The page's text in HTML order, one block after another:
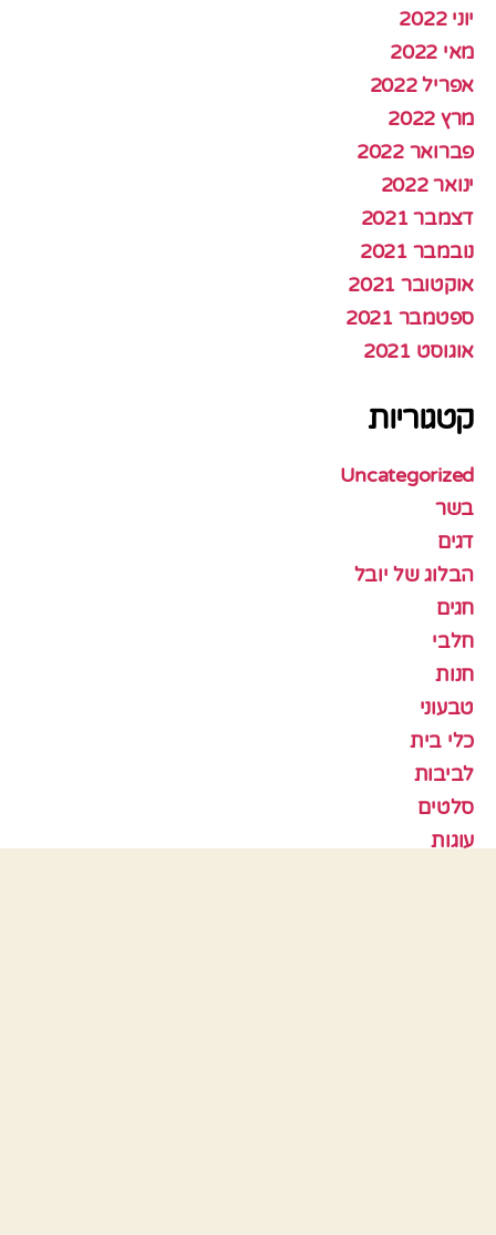
יוני 2022
מאי 2022
אפריל 2022
מרץ 2022
פברואר 2022
ינואר 2022
דצמבר 2021
נובמבר 2021
אוקטובר 2021
ספטמבר 2021
אוגוסט 2021
קטגוריות
Uncategorized
בשר
דגים
הבלוג של יובל
חגים
חלבי
חנות
טבעוני
כלי בית
לביבות
סלטים
עוגות